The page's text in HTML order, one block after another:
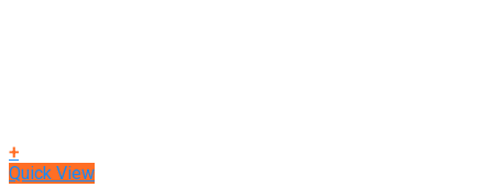
+
Quick View